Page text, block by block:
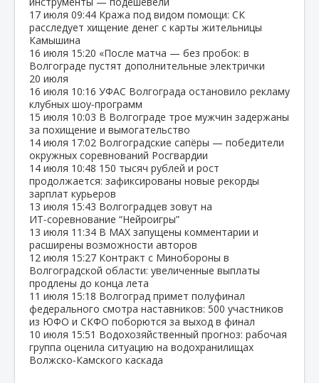
17 июля 09:44 Кража под видом помощи: СК
расследует хищение денег с карты жительницы
Камышина
16 июля 15:20 «После матча — без пробок: в
Волгограде пустят дополнительные электрички
20 июля
16 июля 10:16 УФАС Волгограда остановило рекламу
клубных шоу‑программ
15 июля 10:03 В Волгограде трое мужчин задержаны
за похищение и вымогательство
14 июля 17:02 Волгоградские сапёры — победители
окружных соревнований Росгвардии
14 июля 10:48 150 тысяч рублей и рост
продолжается: зафиксированы новые рекорды
зарплат курьеров
13 июля 15:43 Волгоградцев зовут на
ИТ‑соревнование “Нейроигры”
13 июля 11:34 В МАХ запущены комментарии и
расширены возможности авторов
12 июля 15:27 Контракт с Минобороны в
Волгоградской области: увеличенные выплаты
продлены до конца лета
11 июля 15:18 Волгоград примет полуфинал
федерального смотра наставников: 500 участников
из ЮФО и СКФО поборются за выход в финал
10 июля 15:51 Водохозяйственный прогноз: рабочая
группа оценила ситуацию на водохранилищах
Волжско‑Камского каскада